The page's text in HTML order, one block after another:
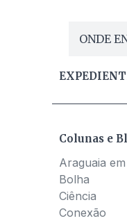
ONDE
Colunas e
Araguaia
Bolha
Ciência
Conexão